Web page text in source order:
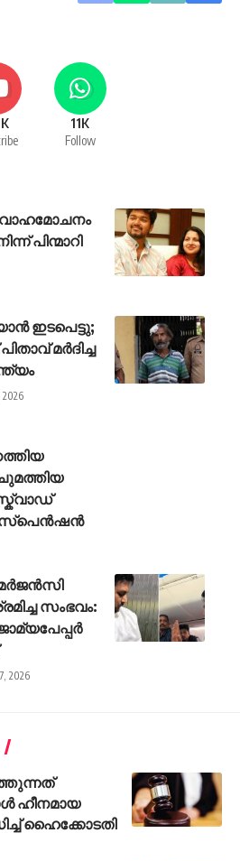
11K
Follow
പിന്മാറി
ഇടപെട്ടു;
മർദിച്ച
2026
സംഭവം:
2026
ഹീനമായ
ഹൈക്കോടതി